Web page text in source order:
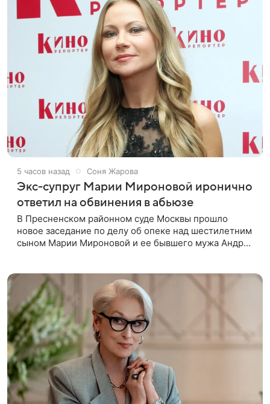
5 часов назад Соня Жарова
Экс-супруг Марии Мироновой иронично
ответил на обвинения в абьюзе
В Пресненском районном суде Москвы прошло
новое заседание по делу об опеке над шестилетним
сыном Марии Мироновой и ее бывшего мужа Андрея